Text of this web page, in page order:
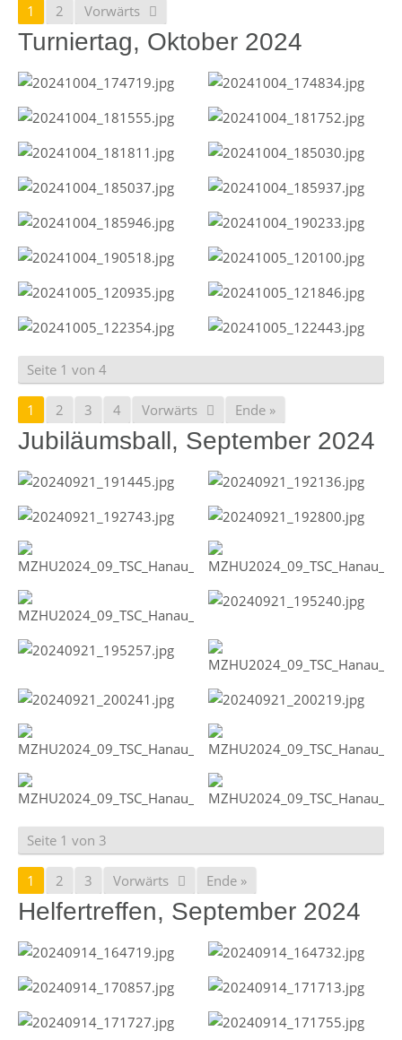
1 2 Vorwärts
Turniertag, Oktober 2024
Seite 1 von 4
1 2 3 4 Vorwärts Ende »
Jubiläumsball, September 2024
Seite 1 von 3
1 2 3 Vorwärts Ende »
Helfertreffen, September 2024